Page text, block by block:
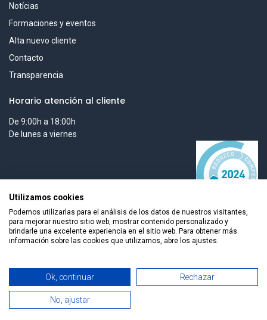
Notícias
Formaciones y eventos
Alta nuevo cliente
Contacto
Transparencia
Horario atención al cliente
De 9:00h a 18:00h
De lunes a viernes
Todos los derechos reservados © 2026 Smart Tech Ibd Global
Solutions, S.L.
Español
Utilizamos cookies
Podemos utilizarlas para el análisis de los datos de nuestros visitantes,
para mejorar nuestro sitio web, mostrar contenido personalizado y
brindarle una excelente experiencia en el sitio web. Para obtener más
información sobre las cookies que utilizamos, abre los ajustes.
Ok, continuar Rechazar
No, ajustar